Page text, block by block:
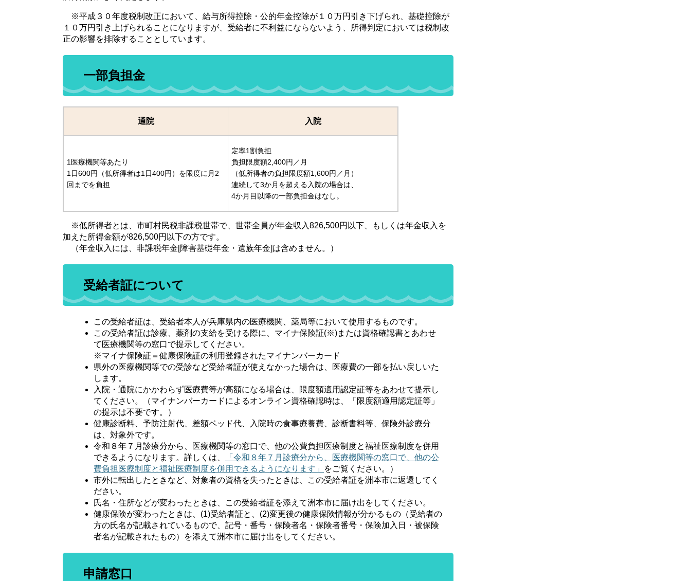
※平成３０年度税制改正において、給与所得控除・公的年金控除が１０万円引き下げられ、基礎控除が
１０万円引き上げられることになりますが、受給者に不利益にならないよう、所得判定においては税制改
正の影響を排除することとしています。
一部負担金
通院 入院
1医療機関等あたり
1日600円（低所得者は1日400円）を限度に月2
回までを負担
定率1割負担
負担限度額2,400円／月
（低所得者の負担限度額1,600円／月）
連続して3か月を超える入院の場合は、
4か月目以降の一部負担金はなし。
※低所得者とは、市町村民税非課税世帯で、世帯全員が年金収入826,500円以下、もしくは年金収入を
加えた所得金額が826,500円以下の方です。
（年金収入には、非課税年金[障害基礎年金・遺族年金]は含めません。）
受給者証について
この受給者証は、受給者本人が兵庫県内の医療機関、薬局等において使用するものです。
この受給者証は診療、薬剤の支給を受ける際に、マイナ保険証(※)または資格確認書とあわせ
て医療機関等の窓口で提示してください。
※マイナ保険証＝健康保険証の利用登録されたマイナンバーカード
県外の医療機関等での受診など受給者証が使えなかった場合は、医療費の一部を払い戻しいた
します。
入院・通院にかかわらず医療費等が高額になる場合は、限度額適用認定証等をあわせて提示し
てください。（マイナンバーカードによるオンライン資格確認時は、「限度額適用認定証等」
の提示は不要です。）
健康診断料、予防注射代、差額ベッド代、入院時の食事療養費、診断書料等、保険外診療分
は、対象外です。
令和８年７月診療分から、医療機関等の窓口で、他の公費負担医療制度と福祉医療制度を併用
できるようになります。詳しくは、
「令和８年７月診療分から、医療機関等の窓口で、他の公
費負担医療制度と福祉医療制度を併用できるようになります」
をご覧ください。）
市外に転出したときなど、対象者の資格を失ったときは、この受給者証を洲本市に返還してく
ださい。
氏名・住所などが変わったときは、この受給者証を添えて洲本市に届け出をしてください。
健康保険が変わったときは、(1)受給者証と、(2)変更後の健康保険情報が分かるもの（受給者の
方の氏名が記載されているもので、記号・番号・保険者名・保険者番号・保険加入日・被保険
者名が記載されたもの）を添えて洲本市に届け出をしてください。
申請窓口